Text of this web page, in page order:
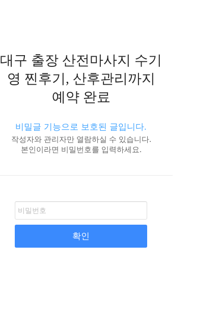
대구 출장 산전마사지 수기
영 찐후기, 산후관리까지
예약 완료
비밀글 기능으로 보호된 글입니다.
작성자와 관리자만 열람하실 수 있습니다.
본인이라면 비밀번호를 입력하세요.